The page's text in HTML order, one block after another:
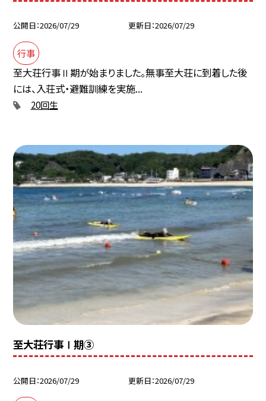
公開日 2026/07/29 更新日 2026/07/29
行事
至大荘行事Ⅱ期が始まりました。無事至大荘に到着した後
には、入荘式・避難訓練を実施...
20回生
至大荘行事Ⅰ期③
公開日 2026/07/29 更新日 2026/07/29